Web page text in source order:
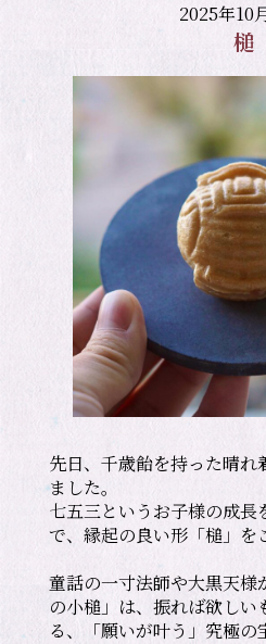
2025年10
槌
先日、千歳飴を持った晴れ
ました。
七五三というお子様の成長
で、縁起の良い形「槌」を
童話の一寸法師や大黒天様
の小槌」は、振れば欲しい
る、「願いが叶う」究極の